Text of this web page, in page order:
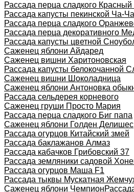
Рассада перца сладкого
Рассада капусты пекинской Ча-
Рассада перца сладкого
Рассада перца декоративного
Рассада капусты цветной
Саженец яблони Айдаред
Саженец вишни Харитоновская
Рассада капусты белокочанной
Саженец вишни Шоколадница
Саженец яблони Антоновка
Рассада сельдерея корневого
Саженец груши Просто Мария
Рассада перца сладкого Биг папа
Саженец яблони Голден Делишес
Рассада огурцов Китайский змей
Рассада баклажанов Алмаз
Рассада кабачков Грибовский 37
Рассада земляники садовой
Рассада огурцов Маша F1
Рассада тыквы Мускатная
Саженец яблони Чемпион